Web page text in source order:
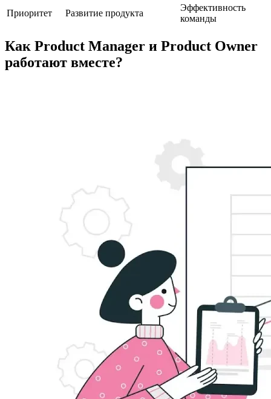
Приоритет Развитие продукта
Эффективность
команды
Как Product Manager и Product Owner
работают вместе?